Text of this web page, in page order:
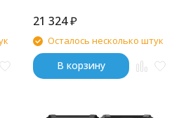
21 324₽
Осталось несколько штук
В корзину